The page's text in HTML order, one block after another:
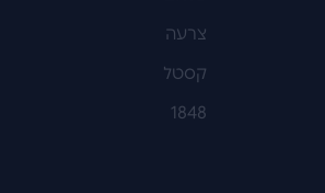
צרעה
קסטל
1848